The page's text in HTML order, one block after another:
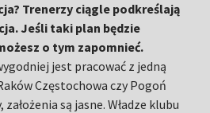
Trenerzy ciągle podkreślają
Jeśli taki plan będzie
o tym zapomnieć.
jest pracować z jedną
Częstochowa czy Pogoń
są jasne. Władze klubu